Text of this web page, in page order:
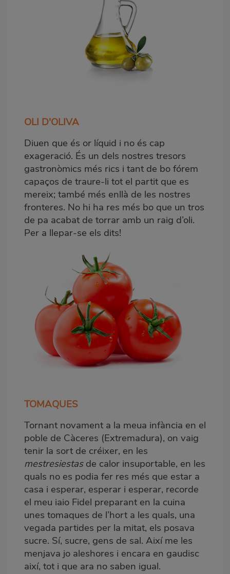
OLI D'OLIVA
Diuen que és or líquid i no és cap
exageració. És un dels nostres tresors
gastronòmics més rics i tant de bo fórem
capaços de traure-li tot el partit que es
mereix; també més enllà de les nostres
fronteres. No hi ha res més bo que un tros
de pa acabat de torrar amb un raig d’oli.
Per a llepar-se els dits!
TOMAQUES
Tornant novament a la meua infància en el
poble de Càceres (Extremadura), on vaig
tenir la sort de créixer, en les
mestresiestasde calor insuportable, en les
quals no es podia fer res més que estar a
casa i esperar, esperar i esperar, recorde
el meu iaio Fidel preparant en la cuina
unes tomaques de l’hort a les quals, una
vegada partides per la mitat, els posava
sucre. Sí, sucre, gens de sal. Així me les
menjava jo aleshores i encara en gaudisc
així, tot i que ara no saben igual.